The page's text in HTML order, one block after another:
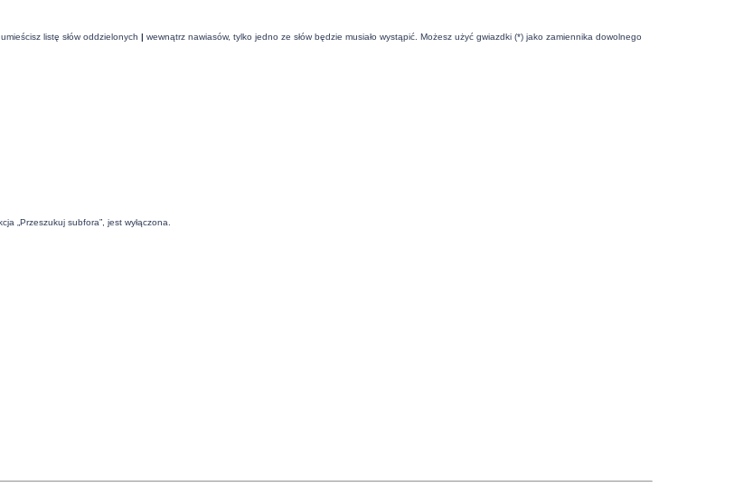
listę słów oddzielonych| wewnątrz nawiasów, tylko jedno ze słów będzie musiało wystąpić. Możesz użyć gwiazdki (*) jako zamiennika dowolnego
„Przeszukuj subfora”, jest wyłączona.